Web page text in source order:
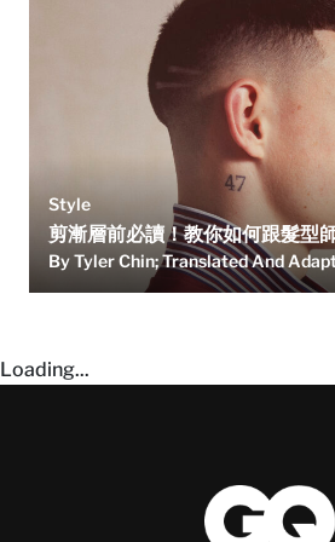
Style
剪漸層前必讀！教你如何跟髮型
By Tyler Chin; Translated And